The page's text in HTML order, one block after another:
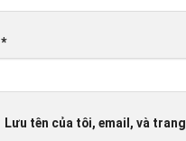
*
Lưu tên của tôi, email, và